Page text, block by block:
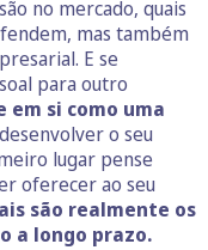
no mercado, quais
mas também
E se
para outro
si como uma
o seu
lugar pense
oferecer ao seu
são realmente os
a longo prazo.